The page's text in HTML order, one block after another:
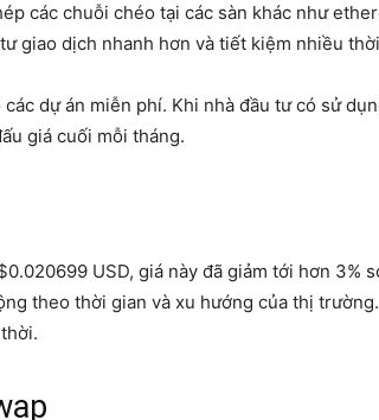
các chuỗi chéo tại các sàn khác như
giao dịch nhanh hơn và tiết kiệm nhiều
dự án miễn phí. Khi nhà đầu tư có sử
giá cuối mỗi tháng.
USD, giá này đã giảm tới hơn 3%
theo thời gian và xu hướng của thị trường.